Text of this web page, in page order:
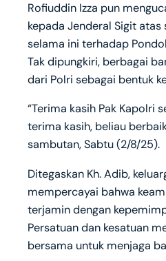
Rofiuddin Izza pun
kepada Jenderal Sigit
selama ini terhadap
Tak dipungkiri, berbagai
dari Polri sebagai bentuk
“Terima kasih Pak Kapolri
terima kasih, beliau
sambutan, Sabtu (2/8/25).
Ditegaskan Kh. Adib,
mempercayai bahwa
terjamin dengan
Persatuan dan kesatuan
bersama untuk menjaga